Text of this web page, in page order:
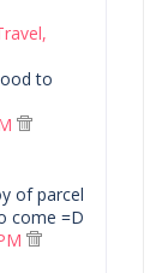
to
of parcel
come =D